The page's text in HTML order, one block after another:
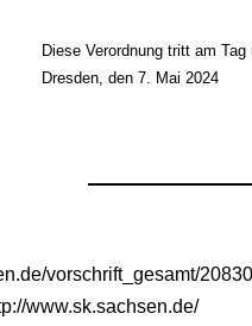
Diese Verordnung tritt am
Dresden, den 7. Mai 2024
vorschrift_gesamt/
www.sk.sachsen.de/